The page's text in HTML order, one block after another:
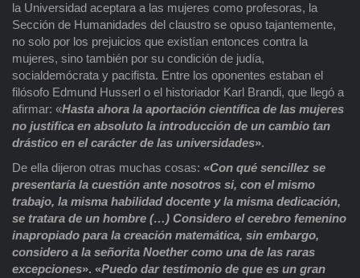
la Universidad aceptara a las mujeres como profesoras, la
Sección de Humanidades del claustro se opuso tajantemente,
no solo por los prejuicios que existían entonces contra la
mujeres, sino también por su condición de judía,
socialdemócrata y pacifista. Entre los oponentes estaban el
filósofo Edmund Husserl o el historiador Karl Brandi, que llegó a
afirmar: «Hasta ahora la aportación científica de las mujeres
no justifica en absoluto la introducción de un cambio tan
drástico en el carácter de las universidades».
De ella dijeron otras muchas cosas: «Con qué sencillez se
presentaría la cuestión ante nosotros si, con el mismo
trabajo, la misma habilidad docente y la misma dedicación,
se tratara de un hombre (…) Considero el cerebro femenino
inapropiado para la creación matemática, sin embargo,
considero a la señorita Noether como una de las raras
excepciones». «Puedo dar testimonio de que es un gran